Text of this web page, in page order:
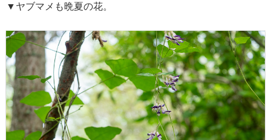
▼ヤブマメも晩夏の花。